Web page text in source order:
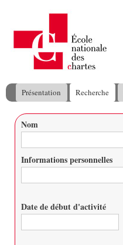
Menu principal
Présentation Recherche
Vous êtes ici
Nom
Informations personnelles
Date de début d'activité